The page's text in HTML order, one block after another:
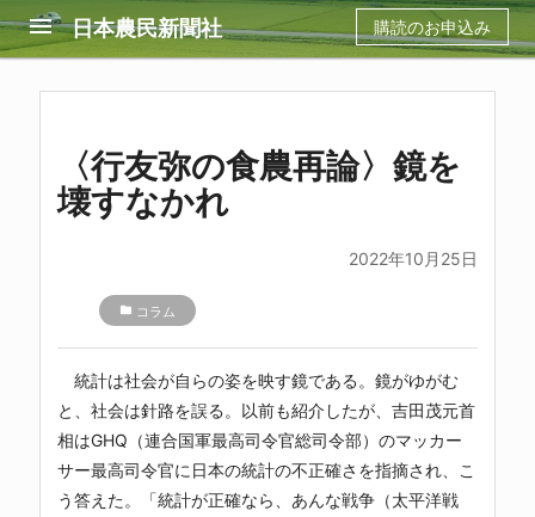
menu 日本農民新聞社 購読のお申込み
〈行友弥の食農再論〉鏡を
壊すなかれ
2022年10月25日
folder コラム
統計は社会が自らの姿を映す鏡である。鏡がゆがむ
と、社会は針路を誤る。以前も紹介したが、吉田茂元首
相はGHQ（連合国軍最高司令官総司令部）のマッカー
サー最高司令官に日本の統計の不正確さを指摘され、こ
う答えた。「統計が正確なら、あんな戦争（太平洋戦